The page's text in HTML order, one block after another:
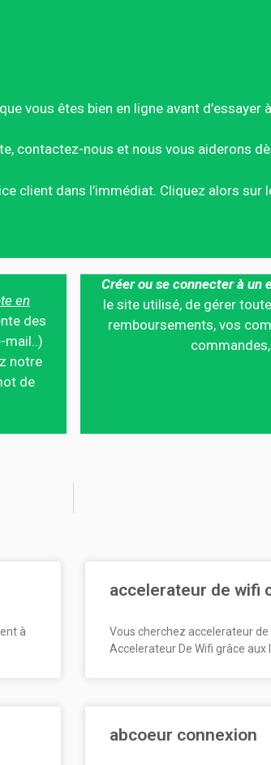
vous êtes bien en ligne avant d’essayer
contactez-nous et nous vous aiderons
client dans l’immédiat. Cliquez alors
en
des
mail..)
notre
de
Créer ou se connecter à un
le site utilisé, de gérer
remboursements, vos
à
accelerateur de wifi
Vous cherchez accelerateur
Accelerateur De Wifi grâce aux
abcoeur connexion